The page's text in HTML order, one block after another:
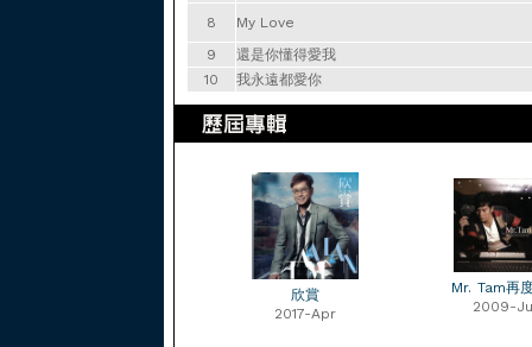
8
My Love
9
還是你懂得愛我
10
我永遠都愛你
欣賞
2017-Apr
Mr. Tam再
2009-